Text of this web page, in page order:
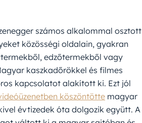
számos alkalommal osztott
közösségi oldalain, gyakran
edzőtermekből vagy
kaszkadőrökkel és filmes
kapcsolatot alakított ki. Ezt jól
köszöntötte magyar
évtizedek óta dolgozik együtt. A